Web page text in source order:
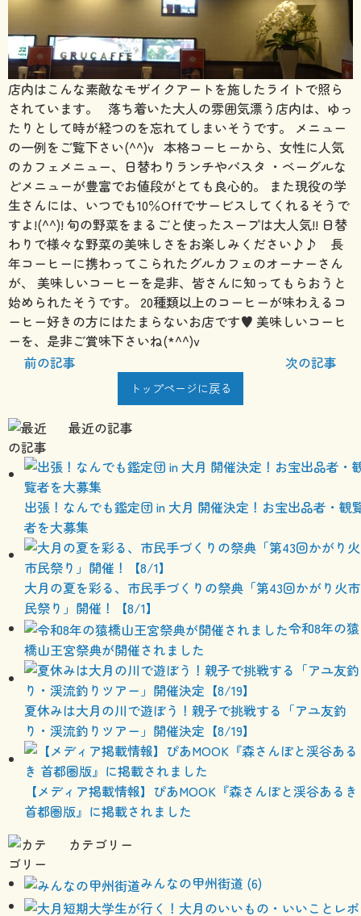
店内はこんな素敵なモザイクアートを施したライトで照ら
されています。
落ち着いた大人の雰囲気漂う店内は、ゆっ
たりとして時が経つのを忘れてしまいそうです。 メニュー
の一例をご覧下さい(^^)v 本格コーヒーから、女性に人気
のカフェメニュー、日替わりランチやパスタ ・ベーグルな
どメニューが豊富でお値段がとても良心的。 また現役の学
生さんには、いつでも10％Offでサービスしてくれるそうで
すよ!(^^)! 旬の野菜をまるごと使ったスープは大人気!! 日替
わりで様々な野菜の美味しさをお楽しみください♪♪
長
年コーヒーに携わってこられたグルカフェのオーナーさん
が、 美味しいコーヒーを是非、皆さんに知ってもらおうと
始められたそうです。 20種類以上のコーヒーが味わえるコ
ーヒー好きの方にはたまらないお店です♥ 美味しいコーヒ
ーを、是非ご賞味下さいね(*^^)v
前の記事
次の記事
トップページに戻る
最近の記事
出張！なんでも鑑定団 in 大月 開催決定！お宝出品者・観
者を大募集
大月の夏を彩る、市民手づくりの祭典「第43回かがり火市
民祭り」開催！【8/1】
令和8年の猿
橋山王宮祭典が開催されました
夏休みは大月の川で遊ぼう！親子で挑戦する「アユ友釣
り・渓流釣りツアー」開催決定【8/19】
【メディア掲載情報】ぴあMOOK『森さんぽと渓谷あるき
首都圏版』に掲載されました
カテゴリー
みんなの甲州街道 (6)